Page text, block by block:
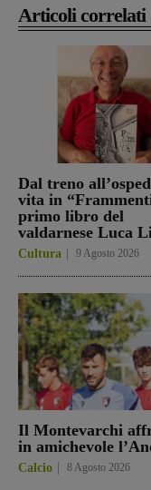
Articoli correlati
Dal treno
vita in
primo libro del
valdarnese Luca
Cultura 9 Agosto 2026
Il Montevarchi
in amichevole
Calcio 8 Agosto 2026